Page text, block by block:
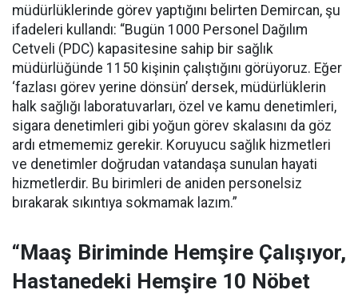
müdürlüklerinde görev yaptığını belirten Demircan, şu
ifadeleri kullandı: “Bugün 1000 Personel Dağılım
Cetveli (PDC) kapasitesine sahip bir sağlık
müdürlüğünde 1150 kişinin çalıştığını görüyoruz. Eğer
‘fazlası görev yerine dönsün’ dersek, müdürlüklerin
halk sağlığı laboratuvarları, özel ve kamu denetimleri,
sigara denetimleri gibi yoğun görev skalasını da göz
ardı etmememiz gerekir. Koruyucu sağlık hizmetleri
ve denetimler doğrudan vatandaşa sunulan hayati
hizmetlerdir. Bu birimleri de aniden personelsiz
bırakarak sıkıntıya sokmamak lazım.”
“Maaş Biriminde Hemşire Çalışıyor,
Hastanedeki Hemşire 10 Nöbet